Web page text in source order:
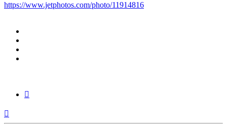
https://www.jetphotos.com/photo/11914816